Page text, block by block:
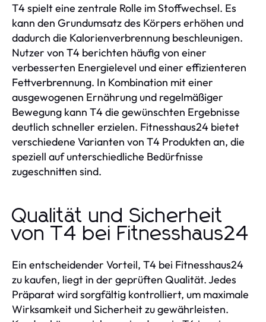
T4 spielt eine zentrale Rolle im Stoffwechsel. Es
kann den Grundumsatz des Körpers erhöhen und
dadurch die Kalorienverbrennung beschleunigen.
Nutzer von T4 berichten häufig von einer
verbesserten Energielevel und einer effizienteren
Fettverbrennung. In Kombination mit einer
ausgewogenen Ernährung und regelmäßiger
Bewegung kann T4 die gewünschten Ergebnisse
deutlich schneller erzielen. Fitnesshaus24 bietet
verschiedene Varianten von T4 Produkten an, die
speziell auf unterschiedliche Bedürfnisse
zugeschnitten sind.
Qualität und Sicherheit
von T4 bei Fitnesshaus24
Ein entscheidender Vorteil, T4 bei Fitnesshaus24
zu kaufen, liegt in der geprüften Qualität. Jedes
Präparat wird sorgfältig kontrolliert, um maximale
Wirksamkeit und Sicherheit zu gewährleisten.